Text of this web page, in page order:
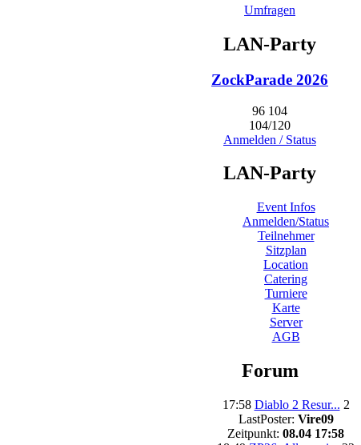
Umfragen
LAN-Party
ZockParade 2026
96 104
104/120
Anmelden / Status
LAN-Party
Event Infos
Anmelden/Status
Teilnehmer
Sitzplan
Location
Catering
Turniere
Karte
Server
AGB
Forum
17:58 Diablo 2 Resur... 2
LastPoster: Vire09
Zeitpunkt: 08.04 17:58